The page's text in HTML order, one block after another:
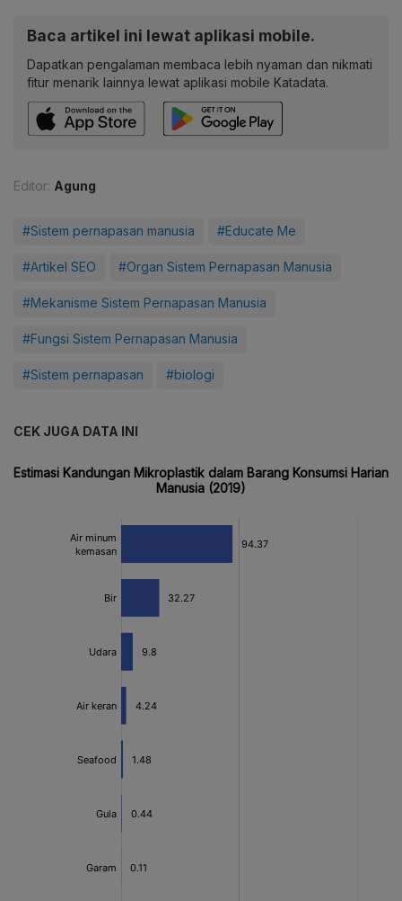
Baca artikel ini lewat aplikasi mobile.
Dapatkan pengalaman membaca lebih nyaman dan nikmati
fitur menarik lainnya lewat aplikasi mobile Katadata.
Editor: Agung
#Sistem pernapasan manusia #Educate Me
#Artikel SEO #Organ Sistem Pernapasan Manusia
#Mekanisme Sistem Pernapasan Manusia
#Fungsi Sistem Pernapasan Manusia
#Sistem pernapasan #biologi
CEK JUGA DATA INI